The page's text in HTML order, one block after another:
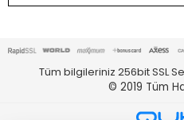
Tüm bilgileriniz 256bit SSL
© 2019 Tüm